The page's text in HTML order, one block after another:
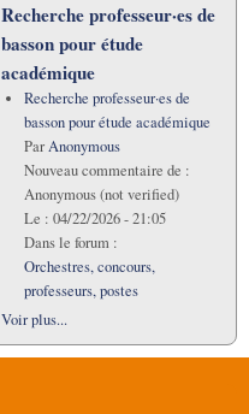
Recherche professeur·es de
basson pour étude
académique
Recherche professeur·es de
basson pour étude académique
ParAnonymous
Nouveau commentaire de :
Anonymous (not verified)
Le : 04/22/2026 - 21:05
Dans le forum :
Orchestres, concours,
professeurs, postes
Voir plus...